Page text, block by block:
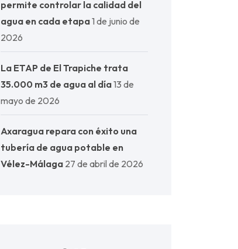
permite controlar la calidad del
agua en cada etapa1 de junio de
2026
La ETAP de El Trapiche trata
35.000 m3 de agua al día13 de
mayo de 2026
Axaragua repara con éxito una
tubería de agua potable en
Vélez-Málaga 27 de abril de 2026